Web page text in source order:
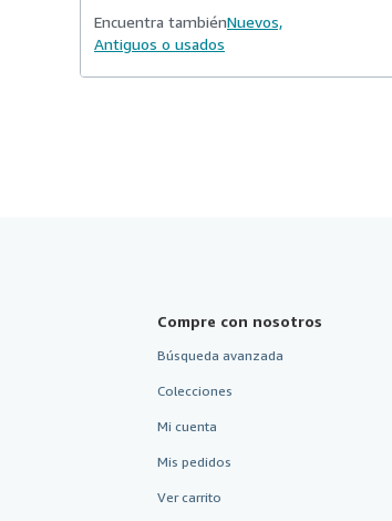
Encuentra tambiénNuevos,
Antiguos o usados
Compre con nosotros
Búsqueda avanzada
Colecciones
Mi cuenta
Mis pedidos
Ver carrito